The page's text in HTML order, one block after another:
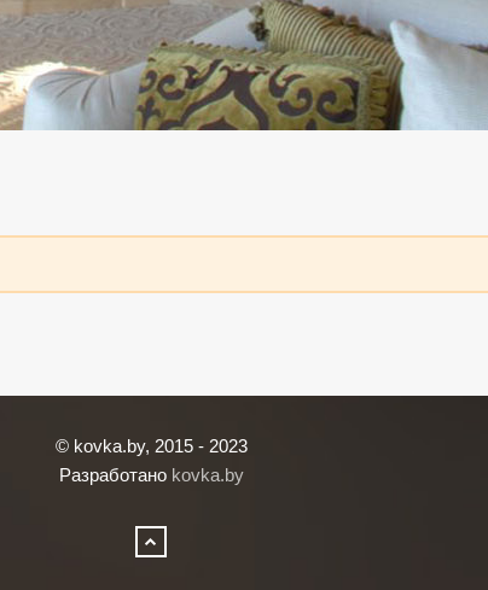
© kovka.by, 2015 - 2023
Разработано kovka.by